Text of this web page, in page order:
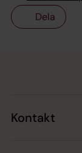
Dela
Kontakt